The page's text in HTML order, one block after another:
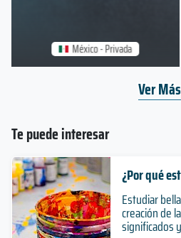
Te puede interesar
¿Por qué
Estudiar
creación de
significados
México - Privada
Ver Más